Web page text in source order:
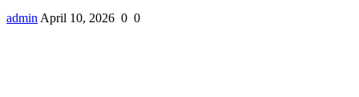
admin April 10, 2026 0 0